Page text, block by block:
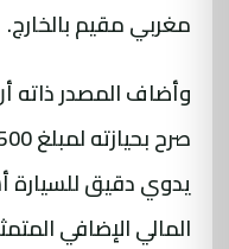
مغربي مقيم بالخارج.
وأضاف المصدر ذاته
يدوي دقيق للسيارة